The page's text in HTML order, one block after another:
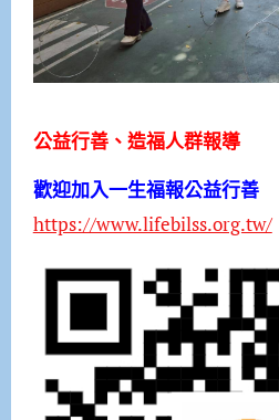
公益行善、造福人群報導
歡迎加入一生福報公益行善
https://www.lifebilss.org.tw/